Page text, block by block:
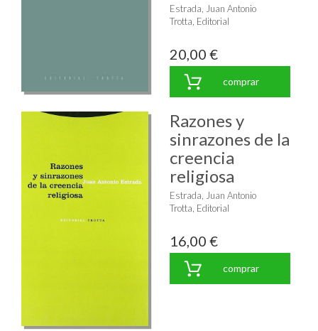
Estrada, Juan Antonio
Trotta, Editorial
20,00 €
comprar
Razones y
sinrazones de la
creencia
religiosa
Estrada, Juan Antonio
Trotta, Editorial
16,00 €
comprar